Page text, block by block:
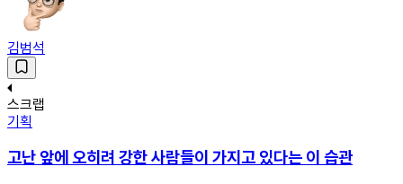
김범석
스크랩
기획
고난 앞에 오히려 강한 사람들이 가지고 있다는 이 습관